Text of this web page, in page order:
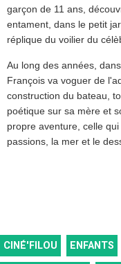
garçon de 11 ans,
entament, dans le petit
réplique du voilier du
Au long des années,
François va voguer de
construction du bateau,
poétique sur sa mère et
propre aventure, celle
passions, la mer et le
CINÉ'FILOU ENFANTS